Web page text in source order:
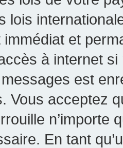
lois
et
à internet
est
Vous acceptez
n’importe
En tant